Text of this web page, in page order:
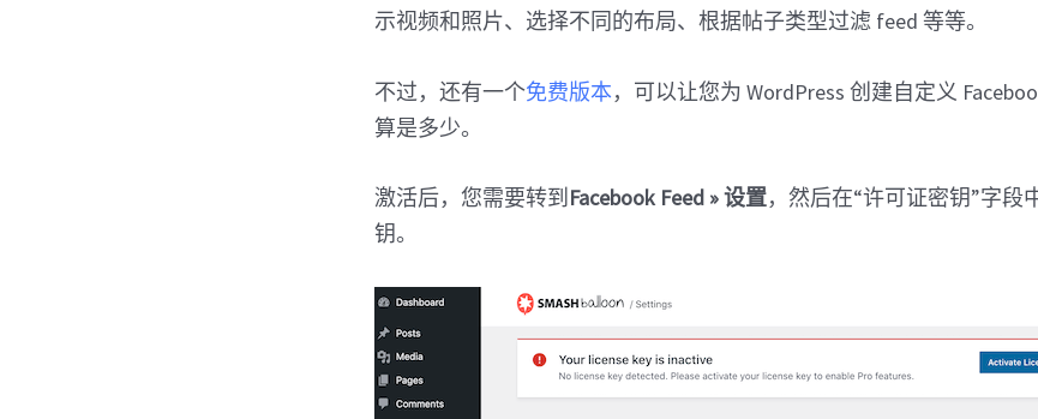
示视频和照片、选择不同的布局、根据帖子类型过滤 feed 等等。
不过，还有一个免费版本，可以让您为 WordPress 创建自定义
算是多少。
激活后，您需要转到 Facebook Feed » 设置，然后在“许可证密钥”字段
钥。